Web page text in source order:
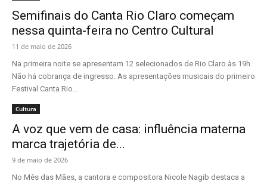
Semifinais do Canta Rio Claro começam
nessa quinta-feira no Centro Cultural
11 de maio de 2026
Na primeira noite se apresentam 12 selecionados de Rio Claro às 19h.
Não há cobrança de ingresso. As apresentações musicais do primeiro
Festival Canta Rio...
Cultura
A voz que vem de casa: influência materna
marca trajetória de...
9 de maio de 2026
No Mês das Mães, a cantora e compositora Nicole Nagib destaca a